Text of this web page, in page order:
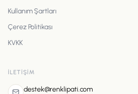
Kullanım Şartları
Çerez Politikası
KVKK
İLETIŞIM
destek@renklipati.com